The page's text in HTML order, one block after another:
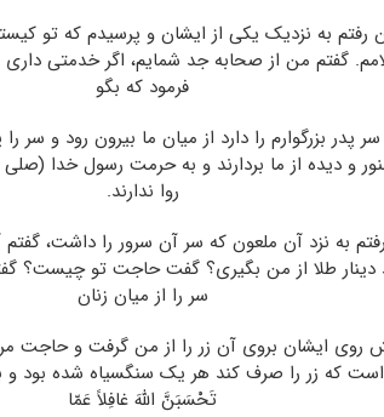
به نزدیک یکی از ایشان و پرسیدم که تو
گفتم من از صحابه جد شمایم، اگر خدمتی
فرمود که بگو
پدر بزرگوارم را دارد از میان ما بیرون رود و سر
و دیده از ما بردارند و به حرمت رسول خدا (صلی
روا ندارند.
به نزد آن ملعون که سر آن سرور را داشت،
دینار طلا از من بگیری؟ گفت حاجت تو
سر را از میان زنان
روی ایشان بروی آن زر را از من گرفت و حاجت
که زر را صرف کند هر یک سنگسیاه شده بود و
تَحْسَبَنَّ اللهَ غافِلاً عَمّا